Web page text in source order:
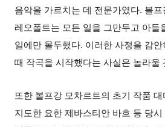
음악을 가르치는 데 전문가였다. 볼프
레오폴트는 모든 일을 그만두고 아들
일에만 몰두했다. 이러한 사정을 감
때 작곡을 시작했다는 사실은 놀라울
또한 볼프강 모차르트의 초기 작품
지도한 요한 제바스티안 바흐 등 당시